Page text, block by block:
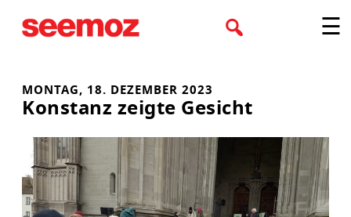
Inhalt
☰
MONTAG, 18. DEZEMBER 2023
Konstanz zeigte Gesicht